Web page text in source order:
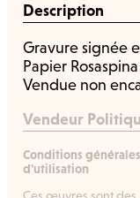
Description
Gravure signée
Papier
Vendue non
Vendeur
Conditions générales
d'utilisation